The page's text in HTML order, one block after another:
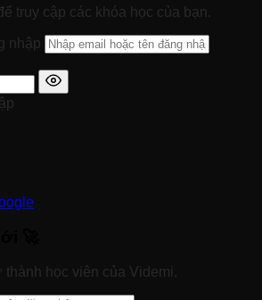
truy cập các khóa học của bạn.
nhập
thành học viên của Videmi.